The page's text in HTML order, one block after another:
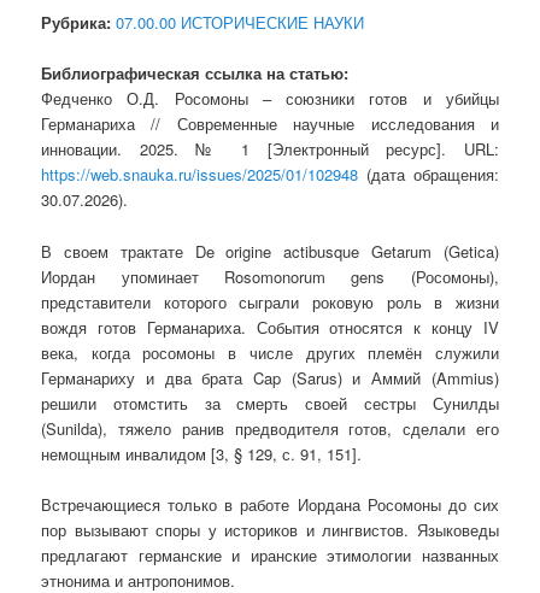
Рубрика: 07.00.00 ИСТОРИЧЕСКИЕ НАУКИ
Библиографическая ссылка на статью:
Федченко О.Д. Росомоны – союзники готов и убийцы
Германариха // Современные научные исследования и
инновации. 2025. № 1 [Электронный ресурс]. URL:
https://web.snauka.ru/issues/2025/01/102948 (дата обращения:
30.07.2026).
В своем трактате De origine actibusque Getarum (Getica)
Иордан упоминает Rosomonorum gens (Росомоны),
представители которого сыграли роковую роль в жизни
вождя готов Германариха. События относятся к концу IV
века, когда росомоны в числе других племён служили
Германариху и два брата Cap (Sarus) и Аммий (Ammius)
решили отомстить за смерть своей сестры Сунилды
(Sunilda), тяжело ранив предводителя готов, сделали его
немощным инвалидом [3, § 129, с. 91, 151].
Встречающиеся только в работе Иордана Росомоны до сих
пор вызывают споры у историков и лингвистов. Языковеды
предлагают германские и иранские этимологии названных
этнонима и антропонимов.